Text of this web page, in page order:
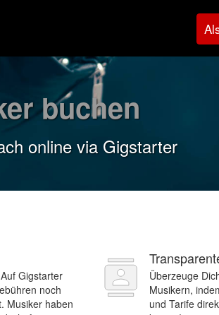
buchen
online via Gigstarter
Gigstarter
noch
Musiker haben
Überzeuge
Musikern,
und Tarife